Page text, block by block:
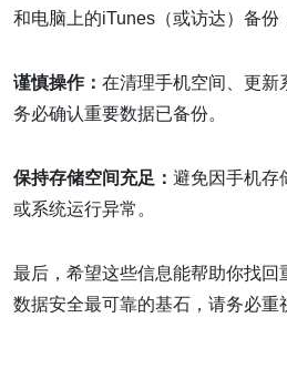
和电脑上的iTunes（或访达）备份
谨慎操作： 在清理手机空间、更新
务必确认重要数据已备份。
保持存储空间充足： 避免因手机存
或系统运行异常。
最后，希望这些信息能帮助你找回
数据安全最可靠的基石，请务必重